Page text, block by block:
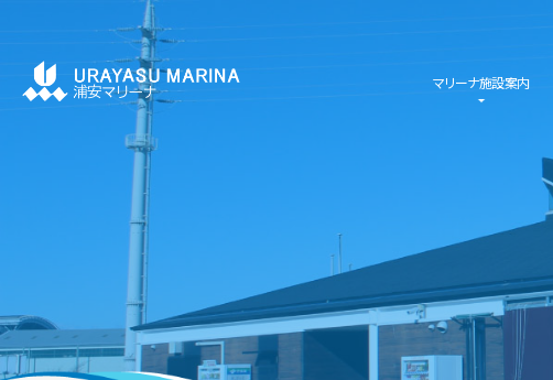
マリーナ施設案内